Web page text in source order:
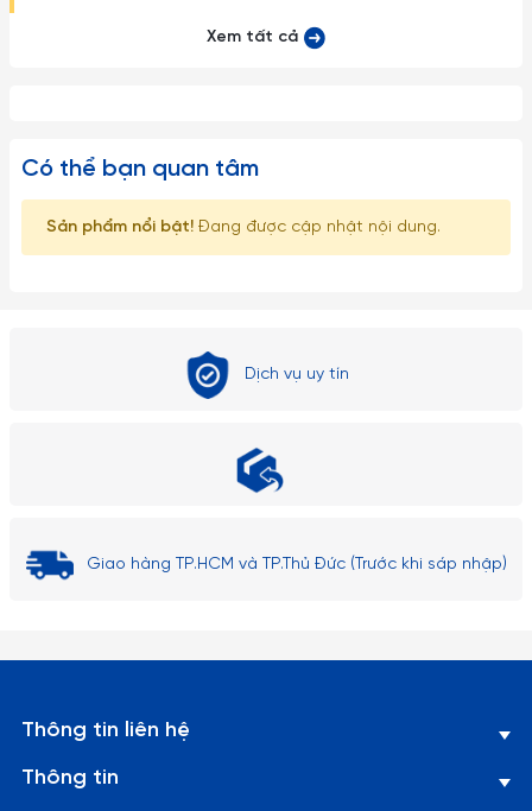
Xem tất cả
Có thể bạn quan tâm
Sản phẩm nổi bật! Đang được cập nhật nội dung.
Dịch vụ uy tín
Giao hàng TP.HCM và TP.Thủ Đức (Trước khi sáp nhập)
Thông tin liên hệ
Thông tin